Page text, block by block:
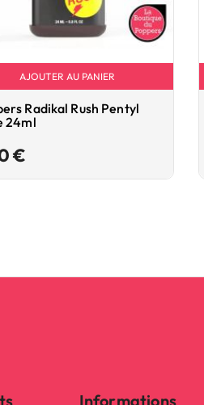
(4 avis)
AJOUTER AU PANIER
Radikal Rush Pentyl
24ml
€
Informations